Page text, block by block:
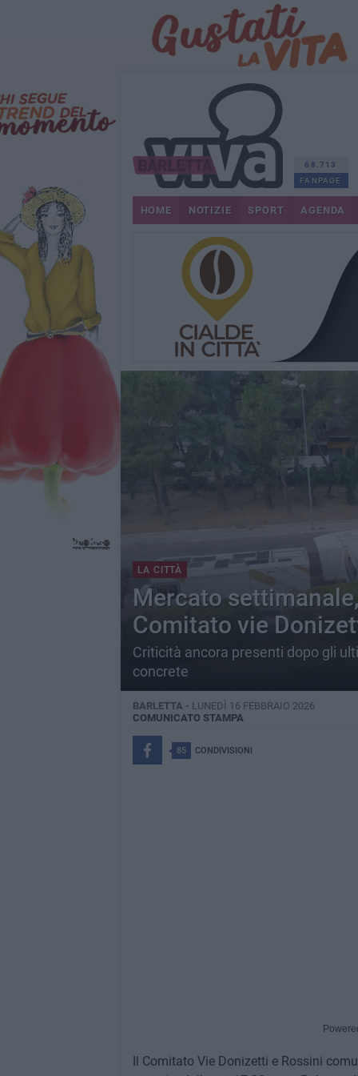
68.713
FANPAGE
HOME NOTIZIE SPORT AGENDA
LA CITTÀ
Mercato
Comitato vie
Criticità ancora presenti dopo gli
concrete
BARLETTA - LUNEDÌ 16 FEBBRAIO 2026
COMUNICATO STAMPA
85 CONDIVISIONI
Il Comitato Vie Donizetti e Rossini